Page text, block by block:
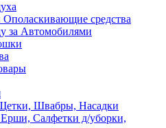
средства
за Автомобилями
Швабры, Насадки
Салфетки д/уборки,